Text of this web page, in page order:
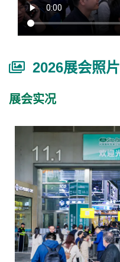
2026展会照片
展会实况